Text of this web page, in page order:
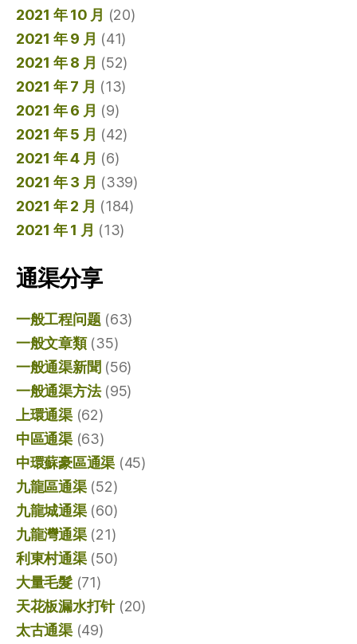
2021 年 10 月 (20)
2021 年 9 月 (41)
2021 年 8 月 (52)
2021 年 7 月 (13)
2021 年 6 月 (9)
2021 年 5 月 (42)
2021 年 4 月 (6)
2021 年 3 月 (339)
2021 年 2 月 (184)
2021 年 1 月 (13)
通渠分享
一般工程问题(63)
一般文章類(35)
一般通渠新聞 (56)
一般通渠方法(95)
上環通渠(62)
中區通渠(63)
中環蘇豪區通渠 (45)
九龍區通渠(52)
九龍城通渠(60)
九龍灣通渠(21)
利東村通渠(50)
大量毛髮(71)
天花板漏水打针(20)
太古通渠(49)